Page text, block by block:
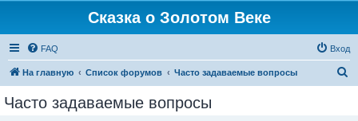
Сказка о Золотом Веке
FAQ Вход
На главную Список форумов Часто задаваемые вопросы
Часто задаваемые вопросы